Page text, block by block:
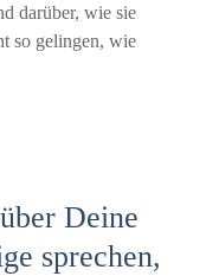
darüber, wie sie
so gelingen, wie
Deine
sprechen,